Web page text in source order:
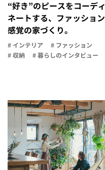
“好き”のピースをコーディ
ネートする、ファッション
感覚の家づくり。
# インテリア
# ファッション
# 収納
# 暮らしのインタビュー